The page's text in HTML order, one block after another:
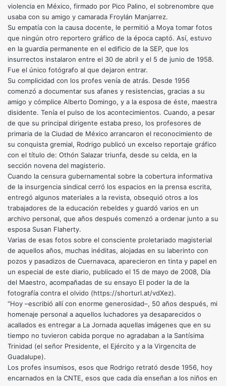
violencia en México, firmado por Pico Palino, el sobrenombre que
usaba con su amigo y camarada Froylán Manjarrez.
Su empatía con la causa docente, le permitió a Moya tomar fotos
que ningún otro reportero gráfico de la época captó. Así, estuvo
en la guardia permanente en el edificio de la SEP, que los
insurrectos instalaron entre el 30 de abril y el 5 de junio de 1958.
Fue el único fotógrafo al que dejaron entrar.
Su complicidad con los profes venía de atrás. Desde 1956
comenzó a documentar sus afanes y resistencias, gracias a su
amigo y cómplice Alberto Domingo, y a la esposa de éste, maestra
disidente. Tenía el pulso de los acontecimientos. Cuando, a pesar
de que su principal dirigente estaba preso, los profesores de
primaria de la Ciudad de México arrancaron el reconocimiento de
su conquista gremial, Rodrigo publicó un excelso reportaje gráfico
con el título de: Othón Salazar triunfa, desde su celda, en la
sección novena del ­magisterio.
Cuando la censura gubernamental sobre la cobertura informativa
de la insurgencia sindical cerró los espacios en la prensa escrita,
entregó algunos materiales a la revista, obsequió otros a los
trabajadores de la educación rebeldes y guardó varios en un
archivo personal, que años después comenzó a ordenar junto a su
esposa Susan Flaherty.
Varias de esas fotos sobre el consciente proletariado magisterial
de aquellos años, muchas inéditas, alojadas en su laberinto con
pozos y pasadizos de Cuernavaca, aparecieron en tinta y papel en
un especial de este diario, publicado el 15 de mayo de 2008, Día
del Maestro, acompañadas de su ensayo El poder la de la
fotografía contra el olvido (https://shorturl.at/vdXez).
“Hoy –escribió allí con enorme generosidad–, 50 años después, mi
homenaje personal a aquellos luchadores ya desaparecidos o
acallados es entregar a La Jornada aquellas imágenes que en su
tiempo no tuvieron cabida porque no agradaban a la Santísima
Trinidad (el señor Presidente, el Ejército y a la Virgencita de
Guadalupe).
Los profes insumisos, esos que Rodrigo retrató desde 1956, hoy
encarnados en la CNTE, esos que cada día enseñan a los niños en